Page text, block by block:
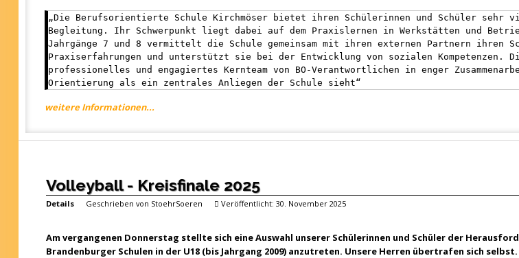
„Die Berufsorientierte Schule Kirchmöser bietet ihren Schülerinnen und Schüler
Begleitung. Ihr Schwerpunkt liegt dabei auf dem Praxislernen in Werkstätten und
Jahrgänge 7 und 8 vermittelt die Schule gemeinsam mit ihren externen Partnern ihren
Praxiserfahrungen und unterstützt sie bei der Entwicklung von sozialen Kompetenzen.
professionelles und engagiertes Kernteam von BO-Verantwortlichen in enger
Orientierung als ein zentrales Anliegen der Schule sieht“
weitere Informationen...
Volleyball - Kreisfinale 2025
Details Geschrieben von StoehrSoeren Veröffentlicht: 30. November 2025
Am vergangenen Donnerstag stellte sich eine Auswahl unserer Schülerinnen und Schüler der
Brandenburger Schulen in der U18 (bis Jahrgang 2009) anzutreten. Unsere Herren übertrafen sich